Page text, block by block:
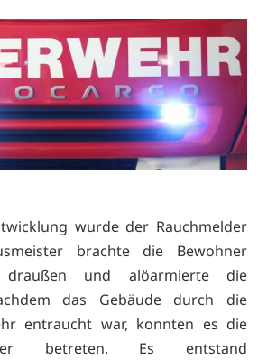
wurde der Rauchmelder
brachte die Bewohner
draußen und alöarmierte die
das Gebäude durch die
entraucht war, konnten es die
betreten. Es entstand